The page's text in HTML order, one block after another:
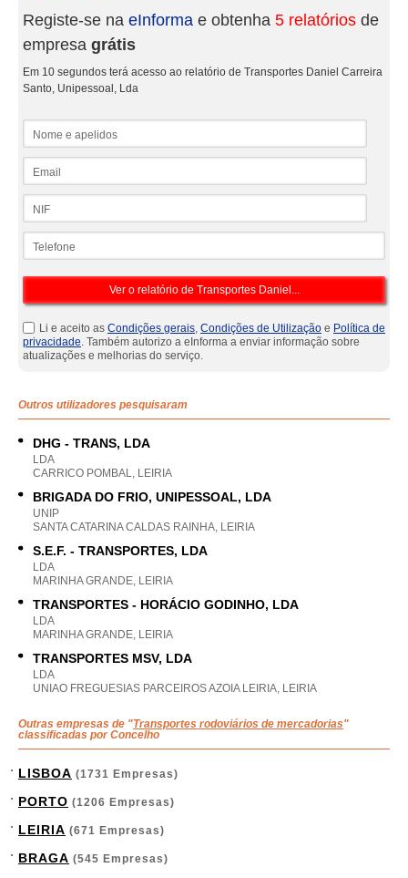
Registe-se na eInforma e obtenha 5 relatórios de
empresa grátis
Em 10 segundos terá acesso ao relatório de Transportes Daniel Carreira
Santo, Unipessoal, Lda
Li e aceito as Condições gerais, Condições de Utilização e Política de
privacidade. Também autorizo a eInforma a enviar informação sobre
atualizações e melhorias do serviço.
Outros utilizadores pesquisaram
DHG - TRANS, LDA
LDA
CARRICO POMBAL, LEIRIA
BRIGADA DO FRIO, UNIPESSOAL, LDA
UNIP
SANTA CATARINA CALDAS RAINHA, LEIRIA
S.E.F. - TRANSPORTES, LDA
LDA
MARINHA GRANDE, LEIRIA
TRANSPORTES - HORÁCIO GODINHO, LDA
LDA
MARINHA GRANDE, LEIRIA
TRANSPORTES MSV, LDA
LDA
UNIAO FREGUESIAS PARCEIROS AZOIA LEIRIA, LEIRIA
Outras empresas de "Transportes rodoviários de mercadorias"
classificadas por Concelho
LISBOA (1731 Empresas)
PORTO (1206 Empresas)
LEIRIA (671 Empresas)
BRAGA (545 Empresas)